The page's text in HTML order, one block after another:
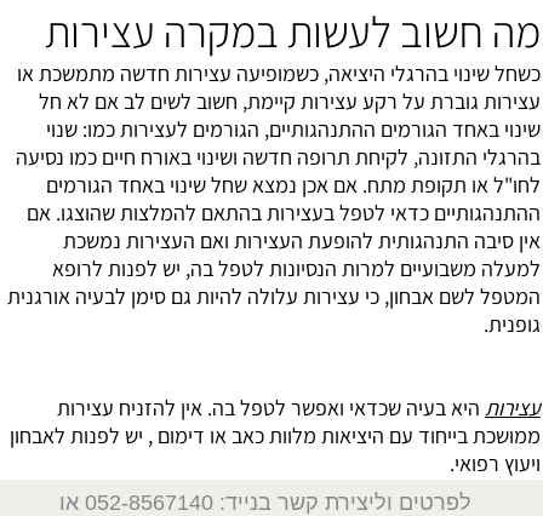
מה חשוב לעשות במקרה עצירות
כשחל שינוי בהרגלי היציאה, כשמופיעה עצירות חדשה מתמשכת או
עצירות גוברת על רקע עצירות קיימת, חשוב לשים לב אם לא חל
שינוי באחד הגורמים ההתנהגותיים, הגורמים לעצירות כמו: שנוי
בהרגלי התזונה, לקיחת תרופה חדשה ושינוי באורח חיים כמו נסיעה
לחו"ל או תקופת מתח. אם אכן נמצא שחל שינוי באחד הגורמים
ההתנהגותיים כדאי לטפל בעצירות בהתאם להמלצות שהוצגו. אם
אין סיבה התנהגותית להופעת העצירות ואם העצירות נמשכת
למעלה משבועיים למרות הנסיונות לטפל בה, יש לפנות לרופא
המטפל לשם אבחון, כי עצירות עלולה להיות גם סימן לבעיה אורגנית
גופנית.
עצירות היא בעיה שכדאי ואפשר לטפל בה. אין להזניח עצירות
ממושכת בייחוד עם היציאות מלוות כאב או דימום , יש לפנות לאבחון
ויעוץ רפואי.
לפרטים וליצירת קשר בנייד: 052-8567140
או